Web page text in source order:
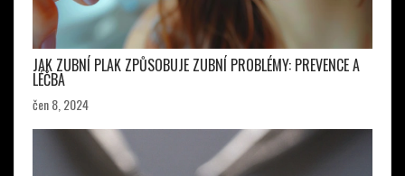
JAK ZUBNÍ PLAK ZPŮSOBUJE ZUBNÍ PROBLÉMY: PREVENCE A
LÉČBA
čen 8, 2024